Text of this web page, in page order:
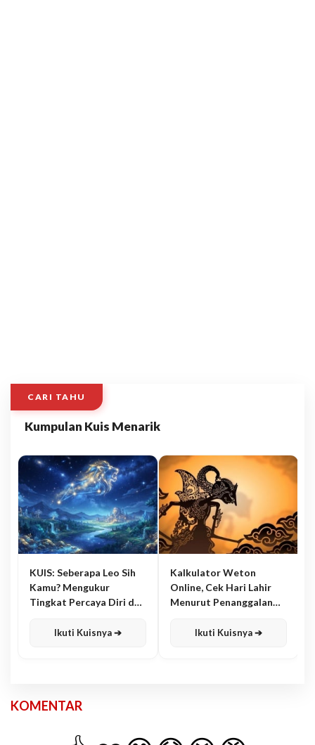
CARI TAHU
Kumpulan Kuis Menarik
KUIS: Seberapa Leo Sih
Kamu? Mengukur
Tingkat Percaya Diri dan
Ikuti Kuisnya ➔
Kalkulator Weton
Online, Cek Hari Lahir
Menurut Penanggalan
Ikuti Kuisnya ➔
KOMENTAR